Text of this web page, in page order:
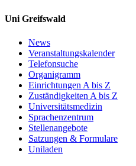
Uni Greifswald
News
Veranstaltungskalender
Telefonsuche
Organigramm
Einrichtungen A bis Z
Zuständigkeiten A bis Z
Universitätsmedizin
Sprachenzentrum
Stellenangebote
Satzungen & Formulare
Uniladen